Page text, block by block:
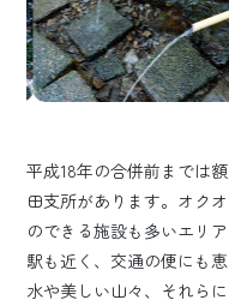
平成18年の合併前までは
田支所があります。オク
のできる施設も多いエリ
駅も近く、交通の便にも
水や美しい山々、それら